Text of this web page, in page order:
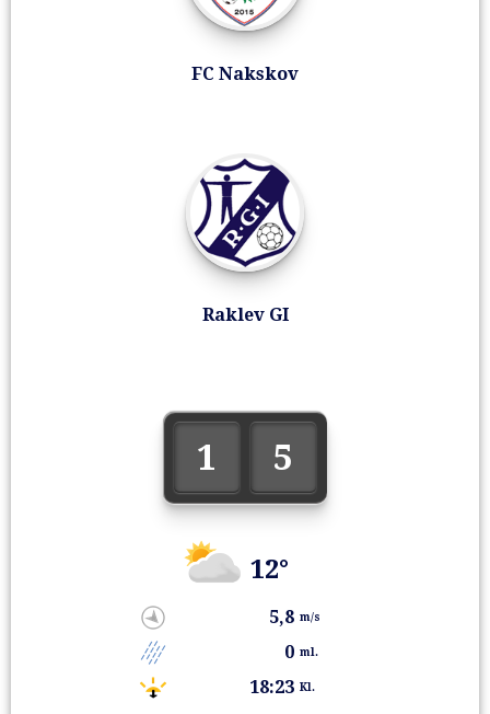
FC Nakskov
1 5
12°
5,8 m/s
0 ml.
18:23 Kl.
Raklev GI